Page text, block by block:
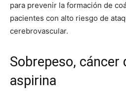
para prevenir la formación de
pacientes con alto riesgo de
cerebrovascular.
Sobrepeso, cáncer
aspirina